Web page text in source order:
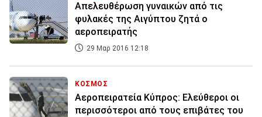
Απελευθέρωση γυναικών από τις
φυλακές της Αιγύπτου ζητά ο
αεροπειρατής
29 Μαρ 2016 12:18
ΚΟΣΜΟΣ
Αεροπειρατεία Κύπρος: Ελεύθεροι οι
περισσότεροι από τους επιβάτες του